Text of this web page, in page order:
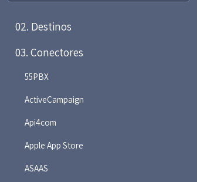
02. Destinos
03. Conectores
55PBX
ActiveCampaign
Api4com
Apple App Store
ASAAS